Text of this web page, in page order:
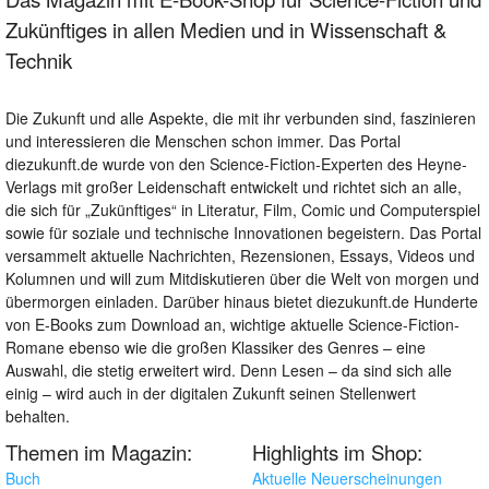
Zukünftiges in allen Medien und in Wissenschaft &
Technik
Die Zukunft und alle Aspekte, die mit ihr verbunden sind, faszinieren
und interessieren die Menschen schon immer. Das Portal
diezukunft.de wurde von den Science-Fiction-Experten des Heyne-
Verlags mit großer Leidenschaft entwickelt und richtet sich an alle,
die sich für „Zukünftiges“ in Literatur, Film, Comic und Computerspiel
sowie für soziale und technische Innovationen begeistern. Das Portal
versammelt aktuelle Nachrichten, Rezensionen, Essays, Videos und
Kolumnen und will zum Mitdiskutieren über die Welt von morgen und
übermorgen einladen. Darüber hinaus bietet diezukunft.de Hunderte
von E-Books zum Download an, wichtige aktuelle Science-Fiction-
Romane ebenso wie die großen Klassiker des Genres – eine
Auswahl, die stetig erweitert wird. Denn Lesen – da sind sich alle
einig – wird auch in der digitalen Zukunft seinen Stellenwert
behalten.
Themen im Magazin:
Buch
Highlights im Shop:
Aktuelle Neuerscheinungen